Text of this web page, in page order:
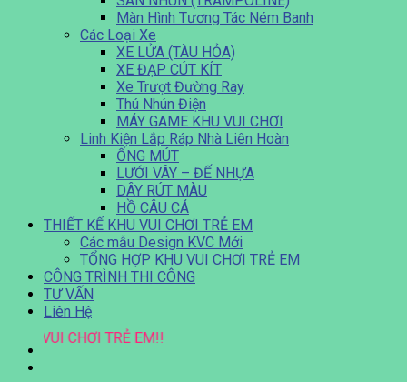
Màn Hình Tương Tác Ném Banh
Các Loại Xe
XE LỬA (TÀU HỎA)
XE ĐẠP CÚT KÍT
Xe Trượt Đường Ray
Thú Nhún Điện
MÁY GAME KHU VUI CHƠI
Linh Kiện Lắp Ráp Nhà Liên Hoàn
ỐNG MÚT
LƯỚI VÂY – ĐẾ NHỰA
DÂY RÚT MÀU
HỒ CÂU CÁ
THIẾT KẾ KHU VUI CHƠI TRẺ EM
Các mẫu Design KVC Mới
TỔNG HỢP KHU VUI CHƠI TRẺ EM
CÔNG TRÌNH THI CÔNG
TƯ VẤN
Liên Hệ
VUI CHƠITRẺ EM!!